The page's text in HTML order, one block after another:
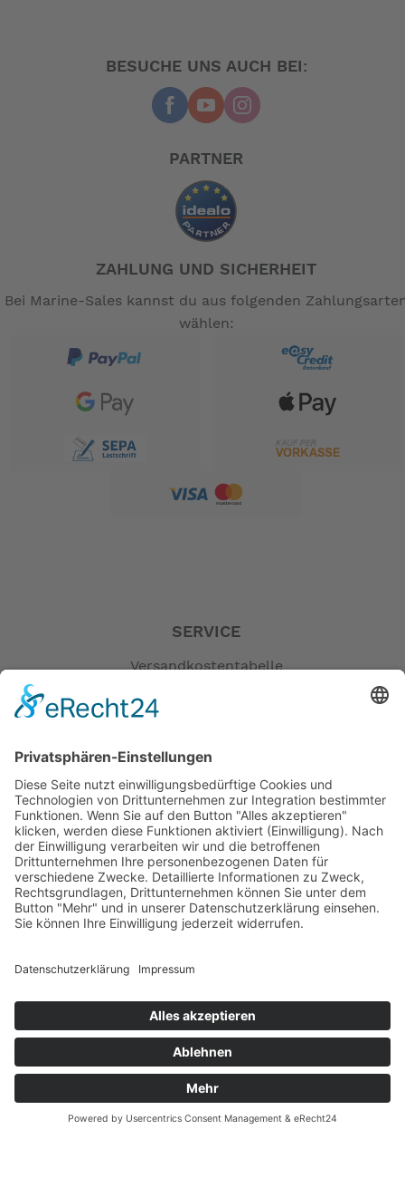
BESUCHE UNS AUCH BEI:
PARTNER
ZAHLUNG UND SICHERHEIT
Bei Marine-Sales kannst du aus folgenden
wählen:
SERVICE
Versandkostentabelle
Erklärung zur Barrierefreiheit
Impressum
AGB
Öffnungszeiten
Versandpartner
Verfügbarkeiten
Zahlung und Versand
Datenschutz
Widerrufsrecht MS
Widerrufsrecht bei Reparatur
Widerrufsrecht bei Dienstleistungen
Kontakt
Garantiefall
Batterieverordnung